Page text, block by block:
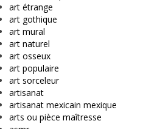
art étrange
art gothique
art mural
art naturel
art osseux
art populaire
art sorceleur
artisanat
artisanat mexicain mexique
arts ou pièce maîtresse